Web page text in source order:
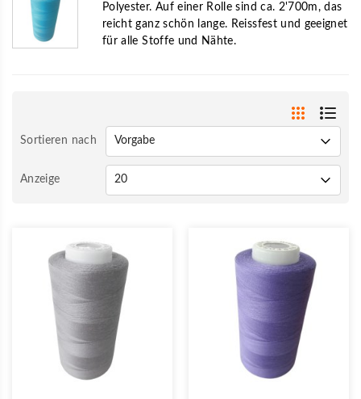
Polyester. Auf einer Rolle sind ca. 2'700m, das
reicht ganz schön lange. Reissfest und geeignet
für alle Stoffe und Nähte.
Sortieren nach
Anzeige